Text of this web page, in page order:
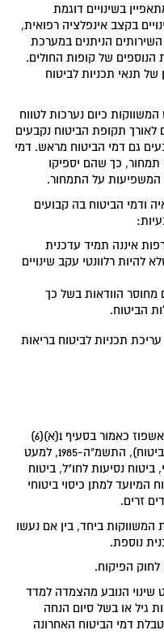
בשינויים דוגמת
בקצב אינפלציה רפואית,
השירותים הניתנים במערכת
הנוספים של קופות החולים.
תנאי תכניות לביטוח
כיום נערכות לטווח
לאורך תקופת הביטוח נקבעים
גם דמי הביטוח מראש. דמי
תמחור, כך שהם יספיקו
המשפיעות על התמחור.
ודמי הביטוח בה קבועים
איננה תמיד עדכנית
להיות רלוונטי עקב שינויים
מחוסר הוודאות בשל כך
הביטוח.
תכניות לביטוח בריאות
" - ביטוח מפני מחלות ואשפוז כאמור בסעיף 1(א)(6)
להודעת הפיקוח על עסקי ביטוח (ענפי ביטוח), התשמ"ה-1985, למעט
ביטוח נסיעות לחו"ל, ביטוח
המיועד למתן כיסוי ביטוחי
זרים.
המשווקות ביחד, בין אם נעשו
נוספת.
שינוי הנובע מהצמדה למדד
גיל או בשל סיום הנחה
דמי הביטוח האחרונה